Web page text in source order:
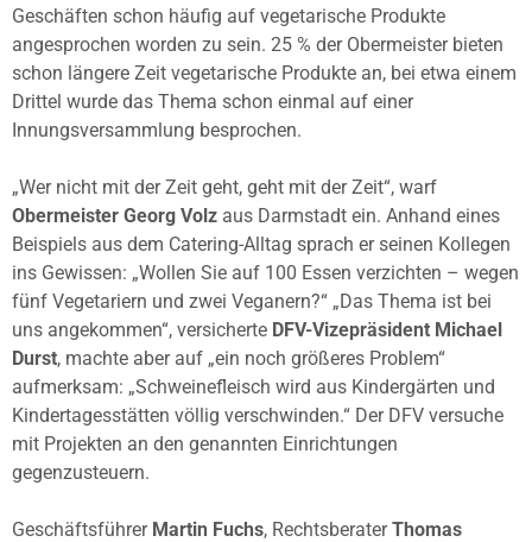
Geschäften schon häufig auf vegetarische Produkte
angesprochen worden zu sein. 25 % der Obermeister bieten
schon längere Zeit vegetarische Produkte an, bei etwa einem
Drittel wurde das Thema schon einmal auf einer
Innungsversammlung besprochen.
„Wer nicht mit der Zeit geht, geht mit der Zeit“, warf
Obermeister Georg Volz aus Darmstadt ein. Anhand eines
Beispiels aus dem Catering-Alltag sprach er seinen Kollegen
ins Gewissen: „Wollen Sie auf 100 Essen verzichten – wegen
fünf Vegetariern und zwei Veganern?“ „Das Thema ist bei
uns angekommen“, versicherte DFV-Vizepräsident Michael
Durst, machte aber auf „ein noch größeres Problem“
aufmerksam: „Schweinefleisch wird aus Kindergärten und
Kindertagesstätten völlig verschwinden.“ Der DFV versuche
mit Projekten an den genannten Einrichtungen
gegenzusteuern.
Geschäftsführer Martin Fuchs, RechtsberaterThomas